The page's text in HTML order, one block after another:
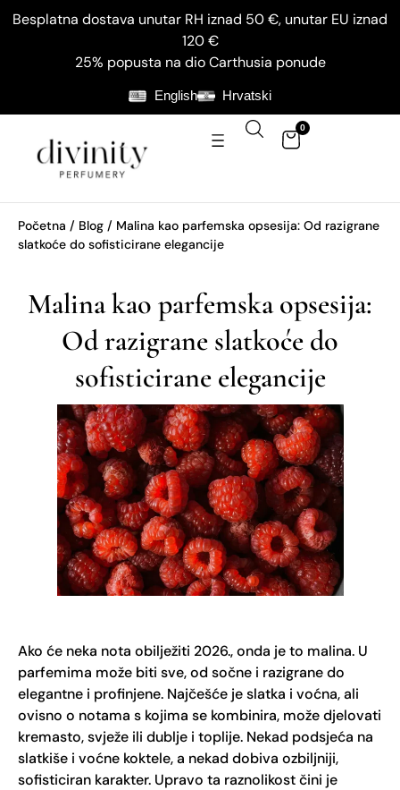
Besplatna dostava unutar RH iznad 50 €, unutar EU iznad
120 €
25% popusta na dio Carthusia ponude
English Hrvatski
0
Početna / Blog / Malina kao parfemska opsesija: Od razigrane
slatkoće do sofisticirane elegancije
Malina kao parfemska opsesija:
Od razigrane slatkoće do
sofisticirane elegancije
Ako će neka nota obilježiti 2026., onda je to malina. U
parfemima može biti sve, od sočne i razigrane do
elegantne i profinjene. Najčešće je slatka i voćna, ali
ovisno o notama s kojima se kombinira, može djelovati
kremasto, svježe ili dublje i toplije. Nekad podsjeća na
slatkiše i voćne koktele, a nekad dobiva ozbiljniji,
sofisticiran karakter. Upravo ta raznolikost čini je